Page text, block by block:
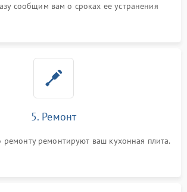
сообщим вам о сроках ее устранения
5. Ремонт
ремонтируют ваш кухонная плита.